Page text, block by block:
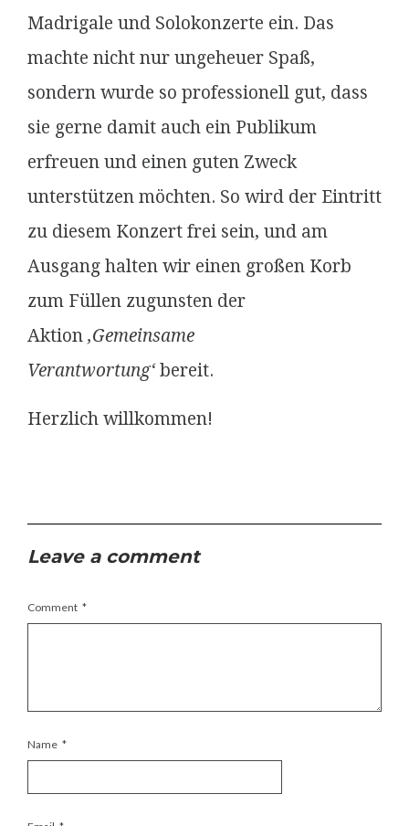
Madrigale und Solokonzerte ein. Das
machte nicht nur ungeheuer Spaß,
sondern wurde so professionell gut, dass
sie gerne damit auch ein Publikum
erfreuen und einen guten Zweck
unterstützen möchten. So wird der Eintritt
zu diesem Konzert frei sein, und am
Ausgang halten wir einen großen Korb
zum Füllen zugunsten der
Aktion ‚Gemeinsame
Verantwortung‘bereit.
Herzlich willkommen!
Leave a comment
Comment *
Name *